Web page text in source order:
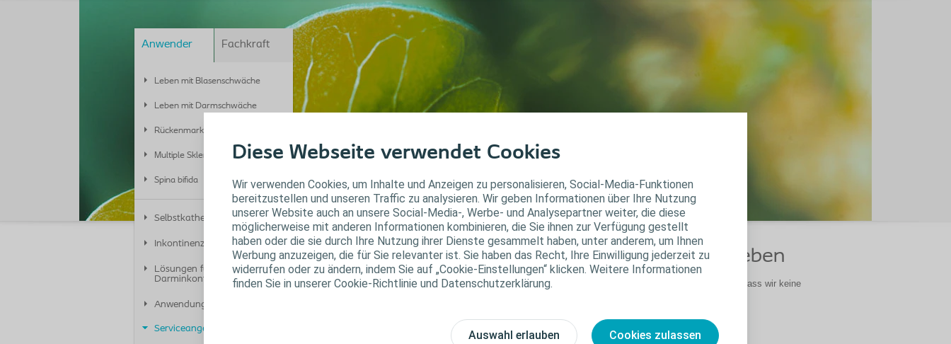
Diese Webseite verwendet Cookies
Wir verwenden Cookies, um Inhalte und Anzeigen zu personalisieren, Social-Media-Funktionen
bereitzustellen und unseren Traffic zu analysieren. Wir geben Informationen über Ihre Nutzung
unserer Website auch an unsere Social-Media-, Werbe- und Analysepartner weiter, die diese
möglicherweise mit anderen Informationen kombinieren, die Sie ihnen zur Verfügung gestellt
haben oder die sie durch Ihre Nutzung ihrer Dienste gesammelt haben, unter anderem, um Ihnen
Werbung anzuzeigen, die für Sie relevanter ist. Sie haben das Recht, Ihre Einwilligung jederzeit zu
widerrufen oder zu ändern, indem Sie auf „Cookie-Einstellungen“ klicken. Weitere Informationen
finden Sie in unserer Cookie-Richtlinie und Datenschutzerklärung.
Auswahl erlauben Cookies zulassen
Anwender
Leben mit Blasenschwäche
Leben mit Darmschwäche
Rückenmarksverletzung
Multiple Sklerose
Spina bifida
Fachkraft
Selbstkatheterisierung
Inkontinenz bei Männern
Lösungen für
Darminkontinenz
Anwendungsvideos
Serviceangebote
Unterstützung und Inspiration für ein besseres Leben
Gerne beantwortet unser Consumer Care Team Ihre Fragen rund um unsere Produkte. Bitte beachten Sie, dass wir keine
Kostenfreies Service Telefon: 0800 777 070
Kontaktformular